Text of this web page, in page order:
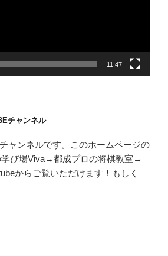
11:47
チャンネル
ャンネルです。このホームページの
び場Viva→都成プロの将棋教室→
からご覧いただけます！もしく